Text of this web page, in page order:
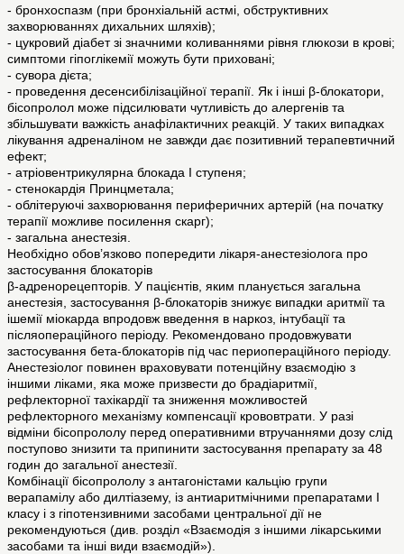
- бронхоспазм (при бронхіальній астмі, обструктивних
захворюваннях дихальних шляхів);
- цукровий діабет зі значними коливаннями рівня глюкози в крові;
симптоми гіпоглікемії можуть бути приховані;
- сувора дієта;
- проведення десенсибілізаційної терапії. Як і інші β-блокатори,
бісопролол може підсилювати чутливість до алергенів та
збільшувати важкість анафілактичних реакцій. У таких випадках
лікування адреналіном не завжди дає позитивний терапевтичний
ефект;
- атріовентрикулярна блокада I ступеня;
- стенокардія Принцметала;
- облітеруючі захворювання периферичних артерій (на початку
терапії можливе посилення скарг);
- загальна анестезія.
Необхідно обов’язково попередити лікаря-анестезіолога про
застосування блокаторів
β-адренорецепторів. У пацієнтів, яким планується загальна
анестезія, застосування β-блокаторів знижує випадки аритмії та
ішемії міокарда впродовж введення в наркоз, інтубації та
післяопераційного періоду. Рекомендовано продовжувати
застосування бета-блокаторів під час периопераційного періоду.
Анестезіолог повинен враховувати потенційну взаємодію з
іншими ліками, яка може призвести до брадіаритмії,
рефлекторної тахікардії та зниження можливостей
рефлекторного механізму компенсації крововтрати. У разі
відміни бісопрололу перед оперативними втручаннями дозу слід
поступово знизити та припинити застосування препарату за 48
годин до загальної анестезії.
Комбінації бісопрололу з антагоністами кальцію групи
верапамілу або дилтіазему, із антиаритмічними препаратами І
класу і з гіпотензивними засобами центральної дії не
рекомендуються (див. розділ «Взаємодія з іншими лікарськими
засобами та інші види взаємодій»).